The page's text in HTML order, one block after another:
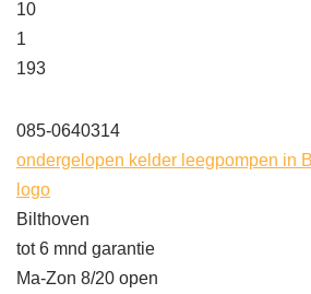
10
1
193
085-0640314
ondergelopen kelder leegpompen in
logo
Bilthoven
tot 6 mnd garantie
Ma-Zon 8/20 open